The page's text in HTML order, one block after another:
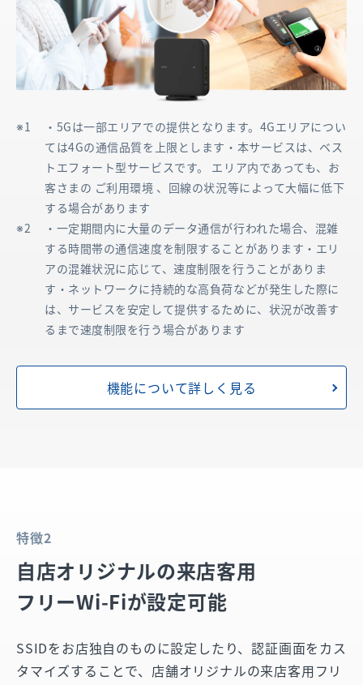
・5Gは一部エリアでの提供となります。4Gエリアについ
ては4Gの通信品質を上限とします・本サービスは、ベス
トエフォート型サービスです。 エリア内であっても、お
客さまの ご利用環境 、回線の状況等によって大幅に低下
する場合があります
・一定期間内に大量のデータ通信が行われた場合、混雑
する時間帯の通信速度を制限することがあります・エリ
アの混雑状況に応じて、速度制限を行うことがありま
す・ネットワークに持続的な高負荷などが発生した際に
は、サービスを安定して提供するために、状況が改善す
るまで速度制限を行う場合があります
機能について詳しく見る
特徴2
自店オリジナルの来店客用
フリーWi-Fiが設定可能
SSIDをお店独自のものに設定したり、認証画面をカス
タマイズすることで、店舗オリジナルの来店客用フリ